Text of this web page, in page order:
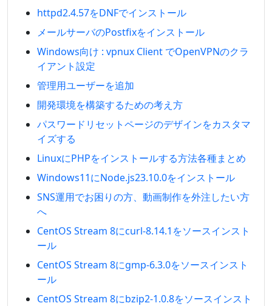
httpd2.4.57をDNFでインストール
メールサーバのPostfixをインストール
Windows向け : vpnux Client でOpenVPNのクラ
イアント設定
管理用ユーザーを追加
開発環境を構築するための考え方
パスワードリセットページのデザインをカスタマ
イズする
LinuxにPHPをインストールする方法各種まとめ
Windows11にNode.js23.10.0をインストール
SNS運用でお困りの方、動画制作を外注したい方
へ
CentOS Stream 8にcurl-8.14.1をソースインスト
ール
CentOS Stream 8にgmp-6.3.0をソースインスト
ール
CentOS Stream 8にbzip2-1.0.8をソースインスト